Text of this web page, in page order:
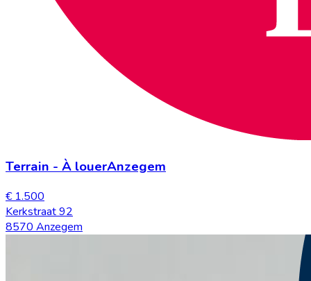
Terrain - À louerAnzegem
€ 1.500
Kerkstraat 92
8570 Anzegem